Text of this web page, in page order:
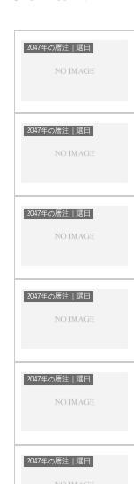
2047年の暦注｜選日
2047年の暦注｜選日
2047年の暦注｜選日
2047年の暦注｜選日
2047年の暦注｜選日
2047年の暦注｜選日